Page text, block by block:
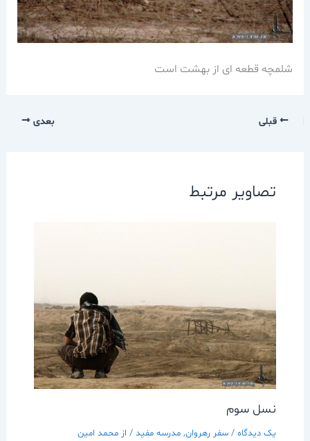
شلمچه قطعه ای از بهشت است
قبلی بعدی
تصاویر مرتبط
نسل سوم
یک دیدگاه / سفر رهروان, مدرسه مفيد/ از محمد امین